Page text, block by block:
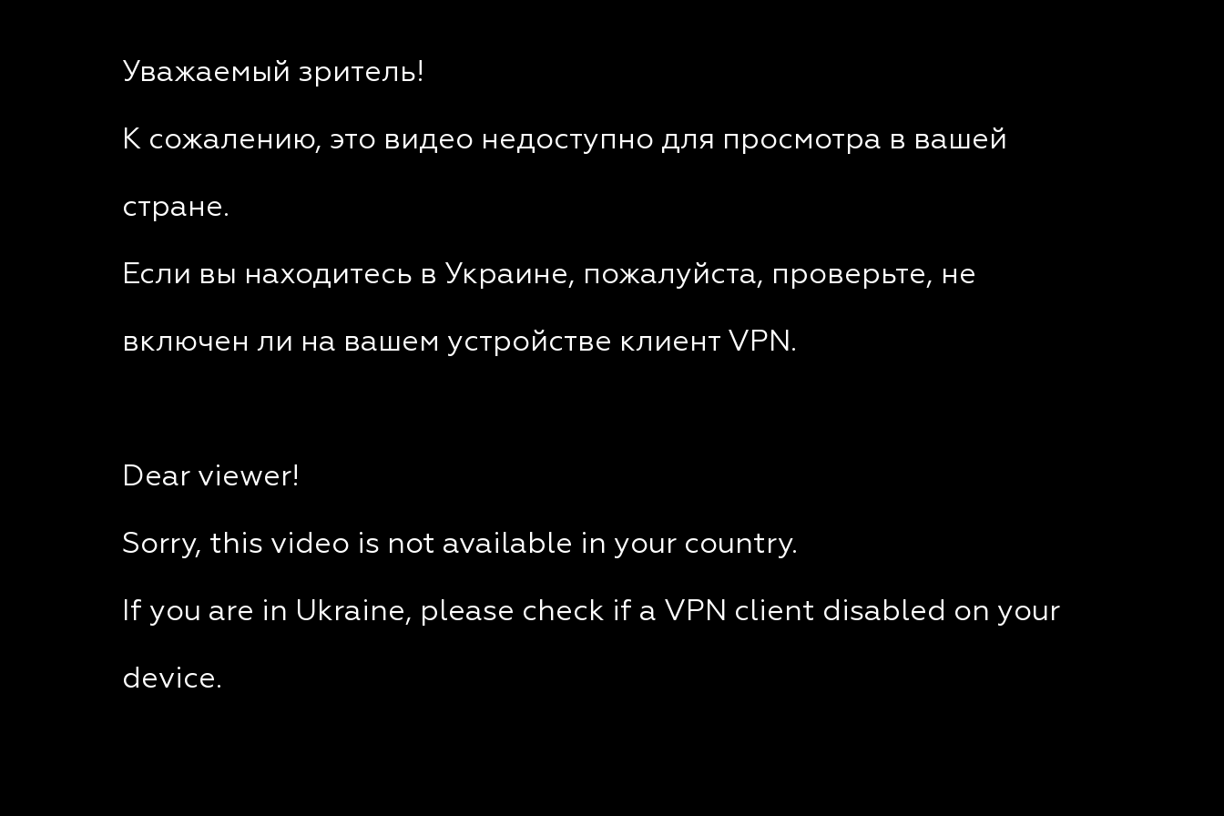
Уважаемый зритель!
К сожалению, это видео недоступно для просмотра в вашей
стране.
Если вы находитесь в Украине, пожалуйста, проверьте, не
включен ли на вашем устройстве клиент VPN.
Dear viewer!
Sorry, this video is not available in your country.
If you are in Ukraine, please check if a VPN client disabled on your
device.